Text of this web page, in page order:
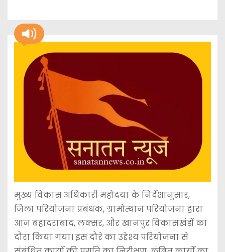
मुख्य विकास अधिकारी महोदया के निर्देशानुसार,
जिला परियोजना प्रबंधक, ग्रामोत्थान परियोजना द्वारा
आज बहादराबाद, लक्सर, और खानपुर विकासखंडों का
दौरा किया गया। इस दौरे का उद्देश्य परियोजना से